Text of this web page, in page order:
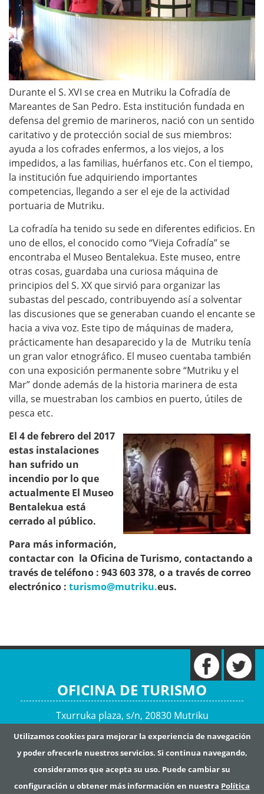
Utilizamos cookies para mejorar la experiencia de navegación
y poder ofrecerle nuestros servicios. Si continua navegando,
consideramos que acepta su uso. Puede cambiar su
configuración u obtener más información en nuestra Política
Durante el S. XVI se crea en Mutriku la Cofradía de
Mareantes de San Pedro. Esta institución fundada en
defensa del gremio de marineros, nació con un sentido
caritativo y de protección social de sus miembros:
ayuda a los cofrades enfermos, a los viejos, a los
impedidos, a las familias, huérfanos etc. Con el tiempo,
la institución fue adquiriendo importantes
competencias, llegando a ser el eje de la actividad
portuaria de Mutriku.
La cofradía ha tenido su sede en diferentes edificios. En
uno de ellos, el conocido como “Vieja Cofradía” se
encontraba el Museo Bentalekua. Este museo, entre
otras cosas, guardaba una curiosa máquina de
principios del S. XX que sirvió para organizar las
subastas del pescado, contribuyendo así a solventar
las discusiones que se generaban cuando el encante se
hacia a viva voz. Este tipo de máquinas de madera,
prácticamente han desaparecido y la de Mutriku tenía
un gran valor etnográfico. El museo cuentaba también
con una exposición permanente sobre “Mutriku y el
Mar” donde además de la historia marinera de esta
villa, se muestraban los cambios en puerto, útiles de
pesca etc.
El 4 de febrero del 2017
estas instalaciones
han sufrido un
incendio por lo que
actualmente El Museo
Bentalekua está
cerrado al público.
Para más información,
contactar con la Oficina de Turismo, contactando a
través de teléfono : 943 603 378, o a través de correo
electrónico : turismo@mutriku.eus.
OFICINA DE TURISMO
Txurruka plaza, s/n, 20830 Mutriku
Telefonoa: 943 60 33 78
Envíanos un mensaje